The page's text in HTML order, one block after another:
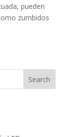
pueden
zumbidos